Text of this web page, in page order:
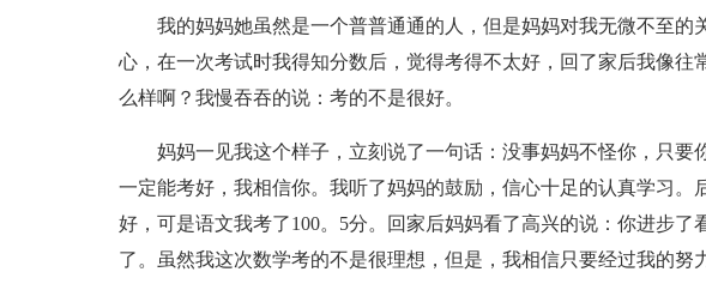
我的妈妈她虽然是一个普普通通的人，但是妈妈对我无微不至的
心，在一次考试时我得知分数后，觉得考得不太好，回了家后我像往
么样啊？我慢吞吞的说：考的不是很好。
妈妈一见我这个样子，立刻说了一句话：没事妈妈不怪你，只要
一定能考好，我相信你。我听了妈妈的鼓励，信心十足的认真学习。
好，可是语文我考了100。5分。回家后妈妈看了高兴的说：你进步了
了。虽然我这次数学考的不是很理想，但是，我相信只要经过我的努